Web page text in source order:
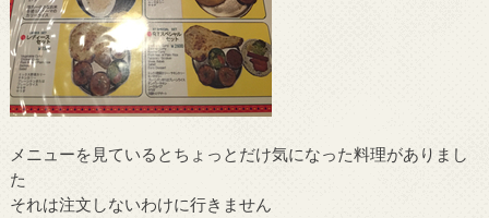
メニューを見ているとちょっとだけ気になった料理がありまし
た
それは注文しないわけに行きません